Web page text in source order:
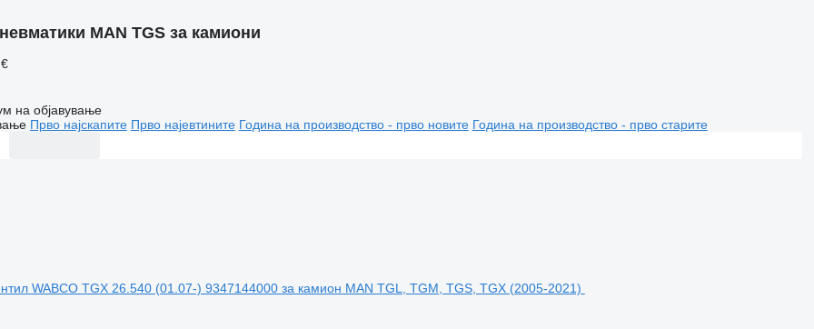
MAN TGS за камиони
на објавување
Прво најскапите Прво најевтините Година на производство - прво новите Година на производство - прво старите